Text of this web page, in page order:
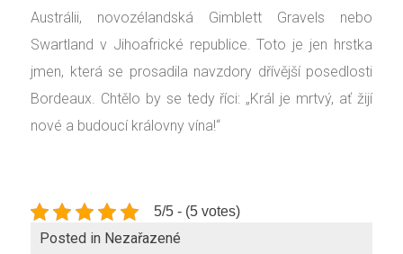
Austrálii, novozélandská Gimblett Gravels nebo
Swartland v Jihoafrické republice. Toto je jen hrstka
jmen, která se prosadila navzdory dřívější posedlosti
Bordeaux. Chtělo by se tedy říci: „Král je mrtvý, ať žijí
nové a budoucí královny vína!“
5/5 - (5 votes)
Posted in Nezařazené